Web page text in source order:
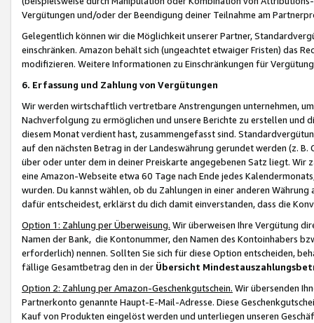
Vergütungen und/oder der Beendigung deiner Teilnahme am
Gelegentlich können wir die Möglichkeit unserer Partner,
einschränken. Amazon behält sich (ungeachtet etwaiger Fristen) das
modifizieren. Weitere Informationen zu Einschränkungen für
6. Erfassung und Zahlung von Vergütungen
Wir werden wirtschaftlich vertretbare Anstrengungen unternehmen,
Nachverfolgung zu ermöglichen und unsere Berichte zu erstellen und
diesem Monat verdient hast, zusammengefasst sind.
auf den nächsten Betrag in der Landeswährung gerundet werden (z.
über oder unter dem in deiner Preiskarte angegebenen Satz liegt.
eine Amazon-Webseite etwa 60 Tage nach Ende jedes
wurden. Du kannst wählen, ob du Zahlungen in einer anderen
dafür entscheidest, erklärst du dich damit einverstanden, dass die
Option 1: Zahlung per Überweisung. Wir überweisen Ihre Vergütung
Namen der Bank, die Kontonummer, den Namen des Kontoinhabers
erforderlich) nennen. Sollten Sie sich für diese Option entscheiden,
fällige Gesamtbetrag den in der Übersicht
Option 2: Zahlung per Amazon-Geschenkgutschein. Wir übersenden
Partnerkonto genannte Haupt-E-Mail-Adresse. Diese
Kauf von Produkten eingelöst werden und unterliegen unseren